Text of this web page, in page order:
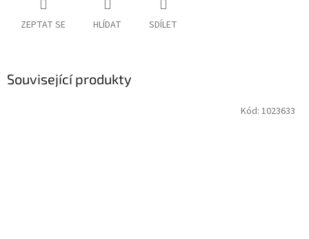
ZEPTAT SE HLÍDAT SDÍLET
Související produkty
Kód: 1023633